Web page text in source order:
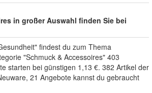
in großer Auswahl finden Sie bei
findest du zum Thema
"Schmuck & Accessoires" 403
starten bei günstigen 1,13 €. 382 Artikel der
21 Angebote kannst du gebraucht